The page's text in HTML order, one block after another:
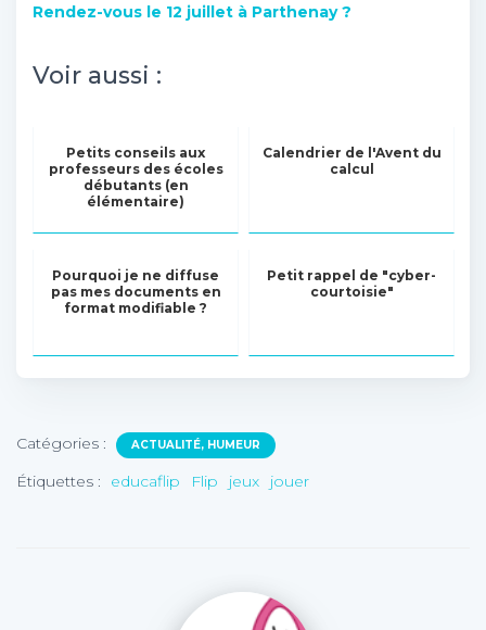
Rendez-vous le 12 juillet à Parthenay ?
Voir aussi :
Petits conseils aux
professeurs des écoles
débutants (en
élémentaire)
Calendrier de l'Avent du
calcul
Pourquoi je ne diffuse
pas mes documents en
format modifiable ?
Petit rappel de "cyber-
courtoisie"
Catégories : ACTUALITÉ, HUMEUR
Étiquettes : educaflip Flip jeux jouer